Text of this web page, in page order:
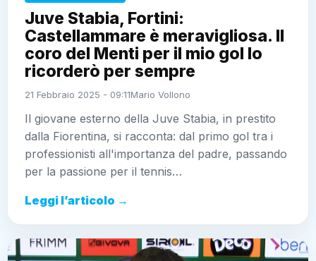
Juve Stabia, Fortini:
Castellammare è meravigliosa. Il
coro del Menti per il mio gol lo
ricorderò per sempre
21 Febbraio 2025 - 09:11Mario Vollono
Il giovane esterno della Juve Stabia, in prestito
dalla Fiorentina, si racconta: dal primo gol tra i
professionisti all'importanza del padre, passando
per la passione per il tennis…
Leggi l’articolo →